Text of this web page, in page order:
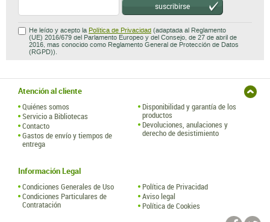
suscribirse
He leído y acepto la Política de Privacidad (adaptada al Reglamento
(UE) 2016/679 del Parlamento Europeo y del Consejo, de 27 de abril de
2016, mas conocido como Reglamento General de Protección de Datos
(RGPD)).
Atención al cliente
Quiénes somos
Servicio a Bibliotecas
Contacto
Gastos de envío y tiempos de
entrega
Disponibilidad y garantía de los
productos
Devoluciones, anulaciones y
derecho de desistimiento
Información Legal
Condiciones Generales de Uso
Condiciones Particulares de
Contratación
Política de Privacidad
Aviso legal
Política de Cookies